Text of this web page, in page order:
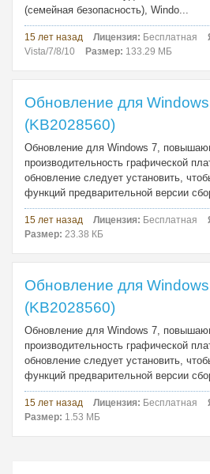
(семейная безопасность), Windo...
15 лет назад Лицензия: Бесплатная
Vista/7/8/10
Размер: 133.29 МБ
Обновление для
(KB2028560)
Обновление для Windows 7,
производительность графической
обновление следует установить,
функций предварительной версии
15 лет назад Лицензия: Бесплатная
Размер: 23.38 КБ
Обновление для
(KB2028560)
Обновление для Windows 7,
производительность графической
обновление следует установить,
функций предварительной версии
15 лет назад Лицензия: Бесплатная
Размер: 1.53 МБ